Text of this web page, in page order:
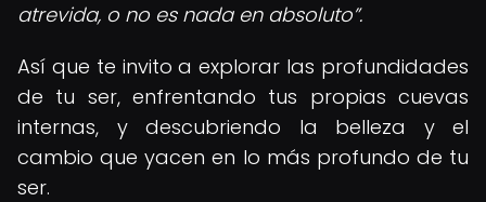
atrevida, o no es nada en absoluto .
Así que te invito a explorar las profundidades
de tu ser, enfrentando tus propias cuevas
internas, y descubriendo la belleza y el
cambio que yacen en lo más profundo de tu
ser.